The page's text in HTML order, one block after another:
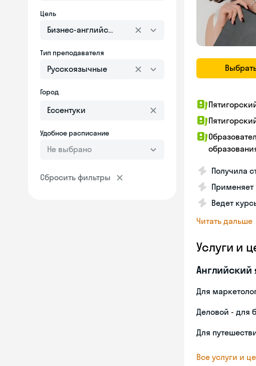
Цель
Бизнес-английский
Тип преподавателя
Русскоязычные
Город
Удобное расписание
Не выбрано
Сбросить фильтры
Получила
Применяет
Ведет
Читать дальше
Услуги и
Английский
Для
Деловой - для
Для
Все услуги и